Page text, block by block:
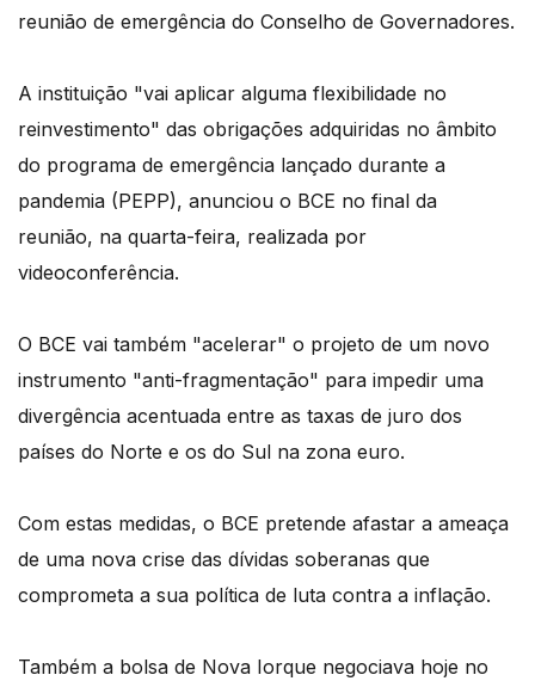
reunião de emergência do Conselho de Governadores.
A instituição "vai aplicar alguma flexibilidade no
reinvestimento" das obrigações adquiridas no âmbito
do programa de emergência lançado durante a
pandemia (PEPP), anunciou o BCE no final da
reunião, na quarta-feira, realizada por
videoconferência.
O BCE vai também "acelerar" o projeto de um novo
instrumento "anti-fragmentação" para impedir uma
divergência acentuada entre as taxas de juro dos
países do Norte e os do Sul na zona euro.
Com estas medidas, o BCE pretende afastar a ameaça
de uma nova crise das dívidas soberanas que
comprometa a sua política de luta contra a inflação.
Também a bolsa de Nova Iorque negociava hoje no